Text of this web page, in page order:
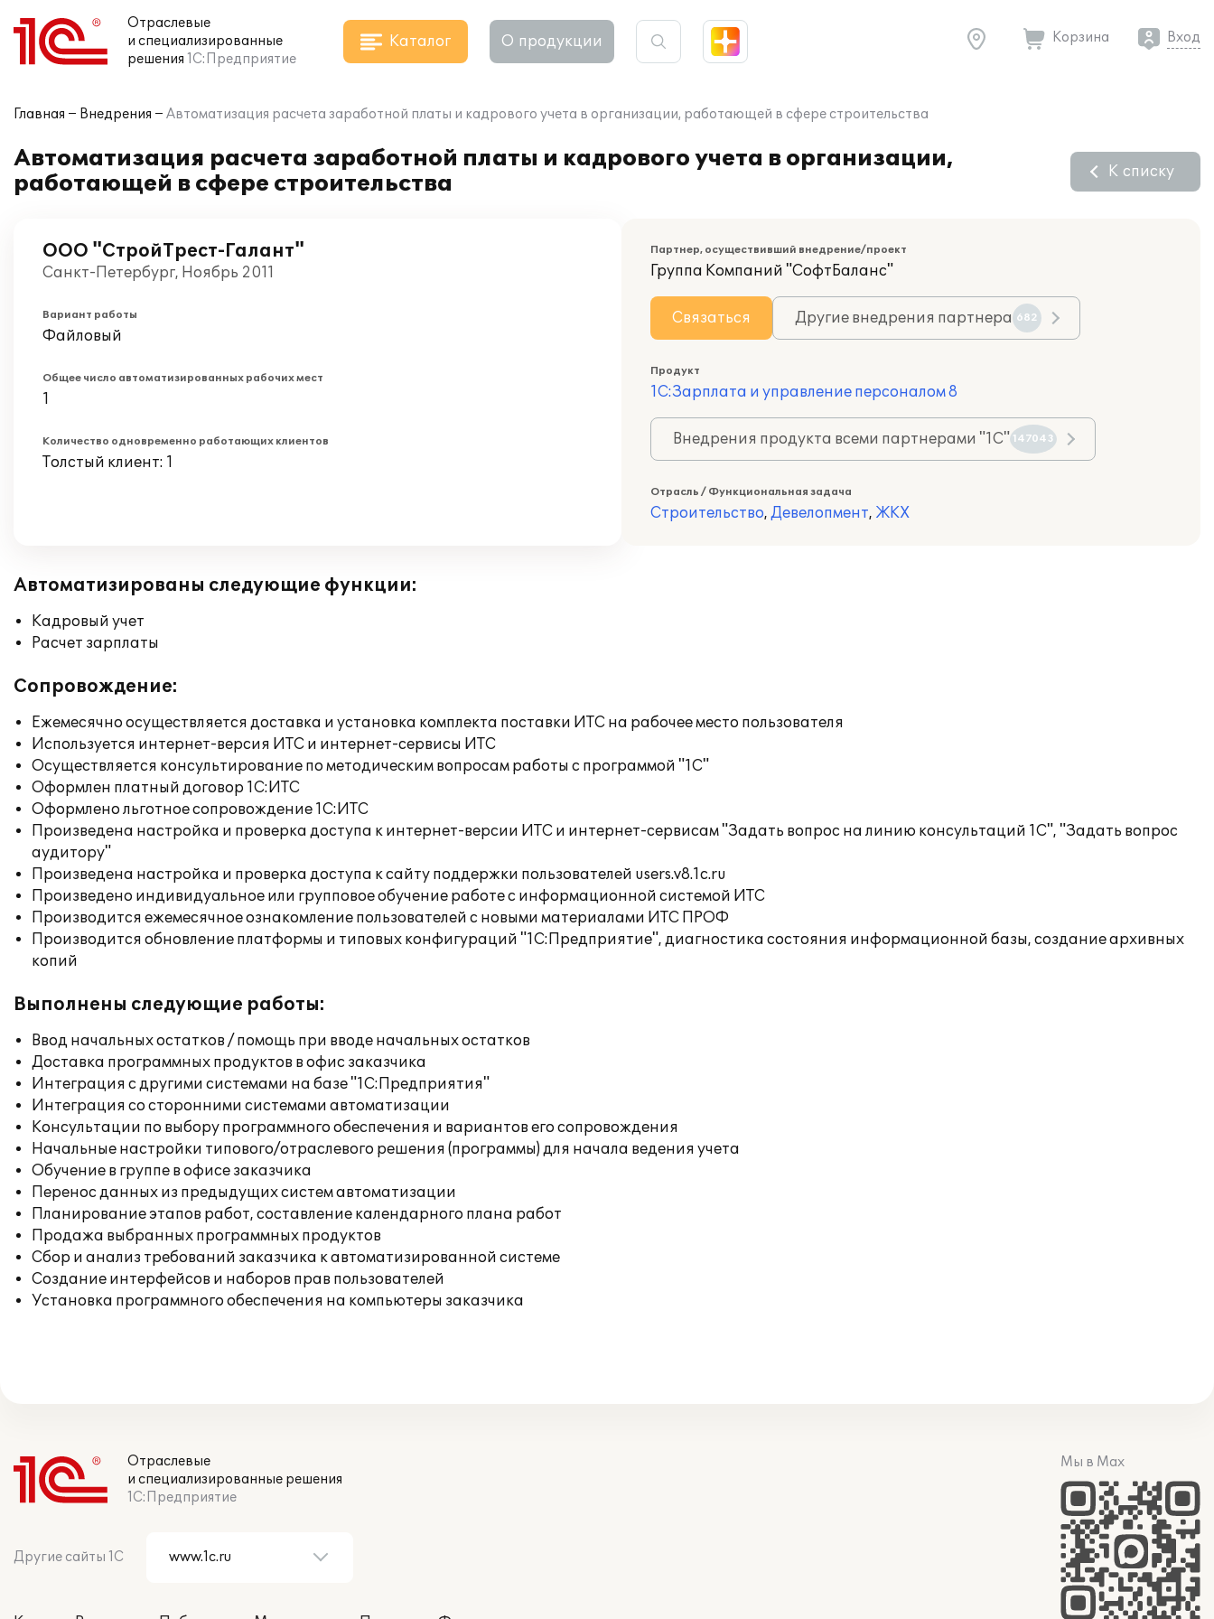
Отраслевые
и специализированные
решения 1С:Предприятие
Каталог О продукции Корзина Вход
Главная Внедрения Автоматизация расчета заработной платы и кадрового учета в организации, работающей в сфере строительства
Автоматизация расчета заработной платы и кадрового учета в организации,
работающей в сфере строительства
К списку
ООО "СтройТрест-Галант"
Санкт-Петербург, Ноябрь 2011
Вариант работы
Файловый
Общее число автоматизированных рабочих мест
1
Количество одновременно работающих клиентов
Толстый клиент: 1
Партнер, осуществивший внедрение/проект
Группа Компаний "СофтБаланс"
Связаться Другие внедрения партнера 682
Продукт
1С:Зарплата и управление персоналом 8
Внедрения продукта всеми партнерами "1С" 147043
Отрасль / Функциональная задача
Строительство, Девелопмент, ЖКХ
Автоматизированы следующие функции:
Кадровый учет
Расчет зарплаты
Сопровождение:
Ежемесячно осуществляется доставка и установка комплекта поставки ИТС на рабочее место пользователя
Используется интернет-версия ИТС и интернет-сервисы ИТС
Осуществляется консультирование по методическим вопросам работы с программой "1С"
Оформлен платный договор 1С:ИТС
Оформлено льготное сопровождение 1С:ИТС
Произведена настройка и проверка доступа к интернет-версии ИТС и интернет-сервисам "Задать вопрос на линию консультаций 1С", "Задать вопрос
аудитору"
Произведена настройка и проверка доступа к сайту поддержки пользователей users.v8.1c.ru
Произведено индивидуальное или групповое обучение работе с информационной системой ИТС
Производится ежемесячное ознакомление пользователей с новыми материалами ИТС ПРОФ
Производится обновление платформы и типовых конфигураций "1С:Предприятие", диагностика состояния информационной базы, создание архивных
копий
Выполнены следующие работы:
Ввод начальных остатков / помощь при вводе начальных остатков
Доставка программных продуктов в офис заказчика
Интеграция с другими системами на базе "1С:Предприятия"
Интеграция со сторонними системами автоматизации
Консультации по выбору программного обеспечения и вариантов его сопровождения
Начальные настройки типового/отраслевого решения (программы) для начала ведения учета
Обучение в группе в офисе заказчика
Перенос данных из предыдущих систем автоматизации
Планирование этапов работ, составление календарного плана работ
Продажа выбранных программных продуктов
Сбор и анализ требований заказчика к автоматизированной системе
Создание интерфейсов и наборов прав пользователей
Установка программного обеспечения на компьютеры заказчика
Отраслевые
и специализированные решения
1С:Предприятие
Другие сайты 1С
Мы в Max